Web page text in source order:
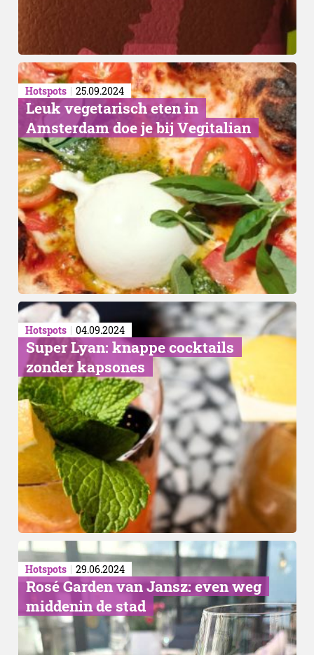
Hotspots 25.09.2024
Leuk vegetarisch eten in
Amsterdam doe je bij Vegitalian
Hotspots 04.09.2024
Super Lyan: knappe cocktails
zonder kapsones
Hotspots 29.06.2024
​Rosé Garden van Jansz: even weg
middenin de stad